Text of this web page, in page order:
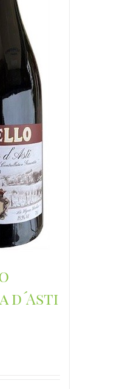
d´Asti